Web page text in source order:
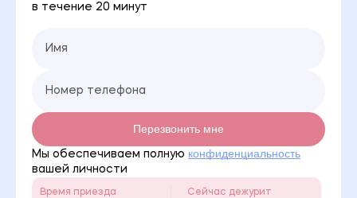
в течение 20 минут
Перезвонить мне
Мы обеспечиваем полную конфиденциальность
вашей личности
Время приезда
Сейчас дежурит